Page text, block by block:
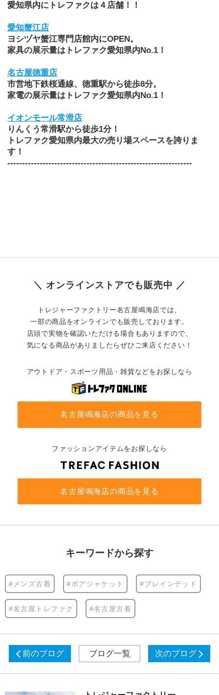
愛知県内にトレファクは４店舗！！
愛知蟹江店
ヨシヅヤ蟹江専門店館内にOPEN。
家具の展示量はトレファク愛知県内No.1！
名古屋徳重店
市営地下鉄桜通線、徳重駅から徒歩8分。
家電の展示量はトレファク愛知県内No.1！
イオンモール常滑店
りんくう常滑駅から徒歩1分！
トレファク愛知県内最大の売り場スペースを誇りま
す！
​---------------------------------------------------------------
＼ オンラインストアでも販売中 ／
トレジャーファクトリー名古屋鳴海店では、
一部の商品をオンラインでも販売しております。
店頭で実物を確認いただける場合もありますので、
気になる商品がありましたらぜひご来店ください！
アウトドア・スポーツ用品・雑貨などをお探しなら
名古屋鳴海店の商品を見る
ファッションアイテムをお探しなら
名古屋鳴海店の商品を見る
キーワードから探す
#メンズ古着 #ボアジャケット #ブレインデッド
#名古屋トレファク #名古屋古着
前のブログ ブログ一覧 次のブログ